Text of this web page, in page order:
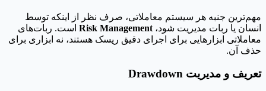
مهم‌ترین جنبه هر سیستم معاملاتی، صرف نظر از اینکه توسط
انسان یا ربات مدیریت شود،Risk Management است. ربات‌های
معاملاتی ابزارهایی برای اجرای دقیق ریسک هستند، نه ابزاری برای
حذف آن.
تعریف و مدیریت Drawdown